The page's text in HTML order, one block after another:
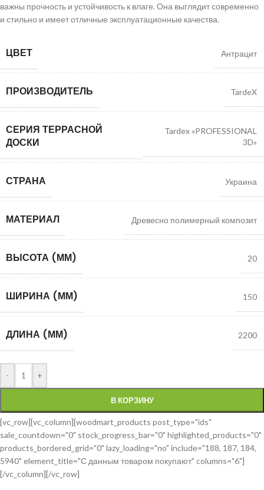
важны прочность и устойчивость к влаге. Она выглядит современно
и стильно и имеет отличные эксплуатационные качества.
ЦВЕТ Антрацит
ПРОИЗВОДИТЕЛЬ TardeX
СЕРИЯ ТЕРРАСНОЙ
ДОСКИ
Tardex «PROFESSIONAL
3D»
СТРАНА Украина
МАТЕРИАЛ Древесно полимерный композит
ВЫСОТА (ММ) 20
ШИРИНА (ММ) 150
ДЛИНА (ММ) 2200
- +
В КОРЗИНУ
[vc_row][vc_column][woodmart_products post_type="ids"
sale_countdown="0" stock_progress_bar="0" highlighted_products="0"
products_bordered_grid="0" lazy_loading="no" include="188, 187, 184,
5940" element_title="С данным товаром покупают" columns="6"]
[/vc_column][/vc_row]